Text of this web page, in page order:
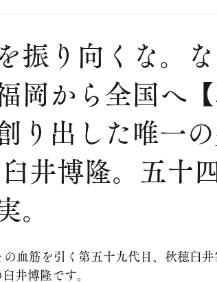
振り向くな。
から全国へ【
り出した唯一
井博隆。五十
。
血筋を引く第五十九代目、秋穂臼
井博隆です。